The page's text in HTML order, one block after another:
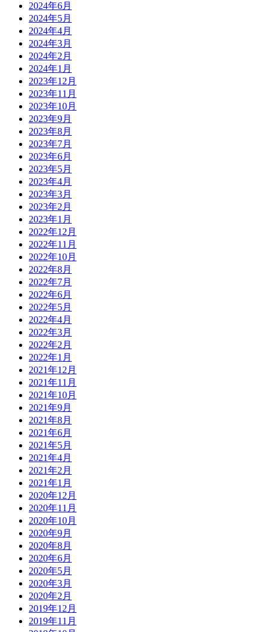
2024年6月
2024年5月
2024年4月
2024年3月
2024年2月
2024年1月
2023年12月
2023年11月
2023年10月
2023年9月
2023年8月
2023年7月
2023年6月
2023年5月
2023年4月
2023年3月
2023年2月
2023年1月
2022年12月
2022年11月
2022年10月
2022年8月
2022年7月
2022年6月
2022年5月
2022年4月
2022年3月
2022年2月
2022年1月
2021年12月
2021年11月
2021年10月
2021年9月
2021年8月
2021年6月
2021年5月
2021年4月
2021年2月
2021年1月
2020年12月
2020年11月
2020年10月
2020年9月
2020年8月
2020年6月
2020年5月
2020年3月
2020年2月
2019年12月
2019年11月